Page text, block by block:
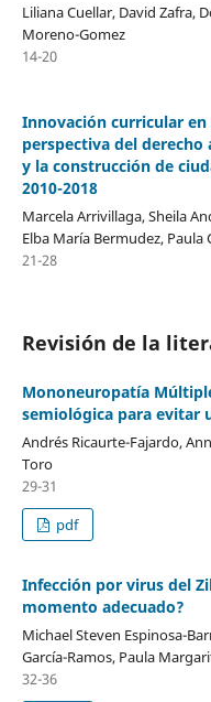
Liliana Cuellar, David Zafra,
Moreno-Gomez
14-20
Innovación curricular
perspectiva del
y la construcción de
2010-2018
Marcela Arrivillaga, Sheila
Elba María Bermudez, Paula
21-28
Revisión de la
Mononeuropatía
semiológica para evitar
Andrés Ricaurte-Fajardo,
Toro
29-31
pdf
Infección por virus del
momento adecuado?
Michael Steven Espinosa-
García-Ramos, Paula
32-36